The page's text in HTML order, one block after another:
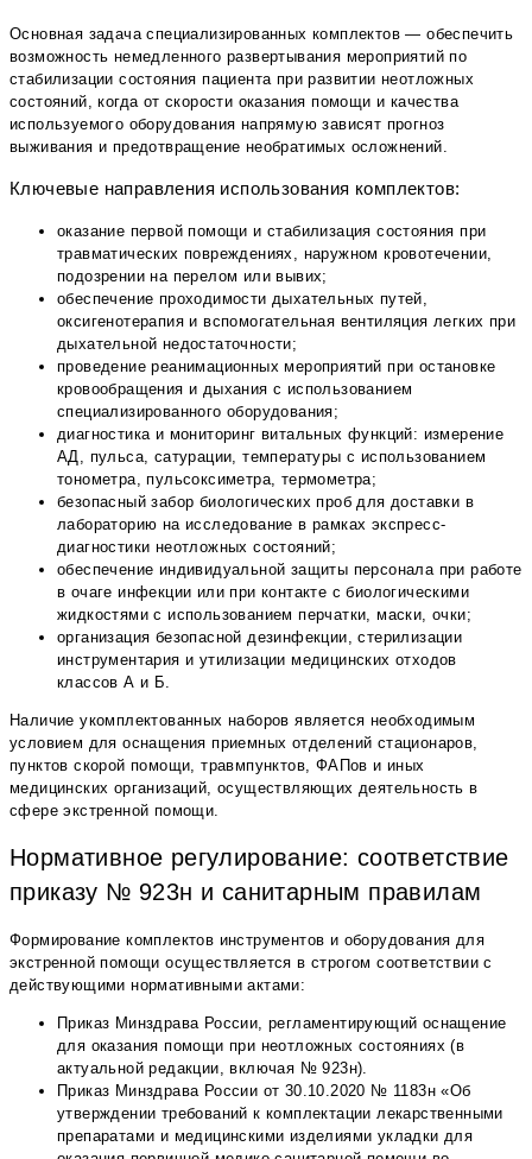
Основная задача специализированных комплектов — обеспечить
возможность немедленного развертывания мероприятий по
стабилизации состояния пациента при развитии неотложных
состояний, когда от скорости оказания помощи и качества
используемого оборудования напрямую зависят прогноз
выживания и предотвращение необратимых осложнений.
Ключевые направления использования комплектов:
оказание первой помощи и стабилизация состояния при
травматических повреждениях, наружном кровотечении,
подозрении на перелом или вывих;
обеспечение проходимости дыхательных путей,
оксигенотерапия и вспомогательная вентиляция легких при
дыхательной недостаточности;
проведение реанимационных мероприятий при остановке
кровообращения и дыхания с использованием
специализированного оборудования;
диагностика и мониторинг витальных функций: измерение
АД, пульса, сатурации, температуры с использованием
тонометра, пульсоксиметра, термометра;
безопасный забор биологических проб для доставки в
лабораторию на исследование в рамках экспресс-
диагностики неотложных состояний;
обеспечение индивидуальной защиты персонала при работе
в очаге инфекции или при контакте с биологическими
жидкостями с использованием перчатки, маски, очки;
организация безопасной дезинфекции, стерилизации
инструментария и утилизации медицинских отходов
классов А и Б.
Наличие укомплектованных наборов является необходимым
условием для оснащения приемных отделений стационаров,
пунктов скорой помощи, травмпунктов, ФАПов и иных
медицинских организаций, осуществляющих деятельность в
сфере экстренной помощи.
Нормативное регулирование: соответствие
приказу № 923н и санитарным правилам
Формирование комплектов инструментов и оборудования для
экстренной помощи осуществляется в строгом соответствии с
действующими нормативными актами:
Приказ Минздрава России, регламентирующий оснащение
для оказания помощи при неотложных состояниях (в
актуальной редакции, включая № 923н).
Приказ Минздрава России от 30.10.2020 № 1183н «Об
утверждении требований к комплектации лекарственными
препаратами и медицинскими изделиями укладки для